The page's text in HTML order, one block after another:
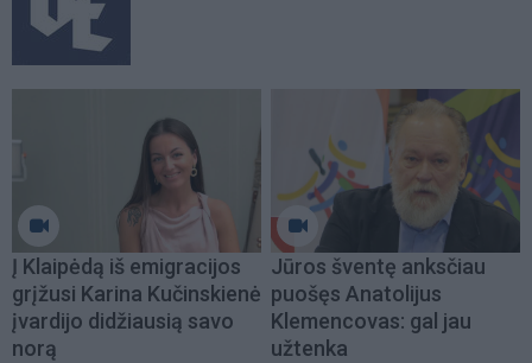
Į Klaipėdą iš emigracijos
grįžusi Karina Kučinskienė
įvardijo didžiausią savo
norą
Jūros šventę anksčiau
puošęs Anatolijus
Klemencovas: gal jau
užtenka